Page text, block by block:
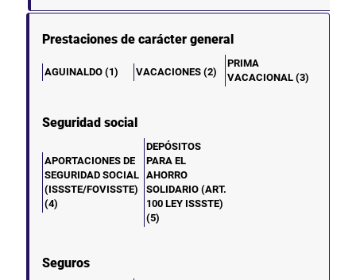
Prestaciones de carácter general
AGUINALDO (1) VACACIONES (2)
PRIMA
VACACIONAL (3)
Seguridad social
APORTACIONES DE
SEGURIDAD SOCIAL
(ISSSTE/FOVISSTE)
(4)
DEPÓSITOS
PARA EL
AHORRO
SOLIDARIO (ART.
100 LEY ISSSTE)
(5)
Seguros